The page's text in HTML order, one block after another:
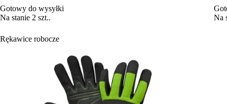
Gotowy do wysyłki
Na stanie 2 szt..
Na
Rękawice robocze